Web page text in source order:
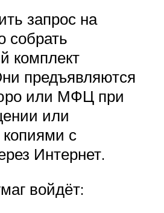
запрос на
собрать
комплект
предъявляются
или МФЦ при
или
с
Интернет.
войдёт: